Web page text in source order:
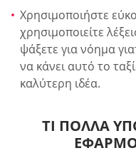
Χρησιμοποιήστε
χρησιμοποιείτε
ψάξετε για νόημα
να κάνει αυτό το
καλύτερη ιδέα.
ΤΙ ΠΟΛΛΆ